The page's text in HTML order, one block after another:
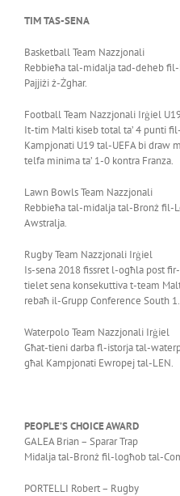
TIM TAS-SENA
Basketball Team Nazzjonali
Rebbieħa tal-midalja tad-deheb
Pajjiżi ż-Żghar.
Football Team Nazzjonali Irġiel
It-tim Malti kiseb total ta’ 4 punti
Kampjonati U19 tal-UEFA bi draw
telfa minima ta’ 1-0 kontra Franza.
Lawn Bowls Team Nazzjonali
Rebbieħa tal-midalja tal-Bronż fil-
Awstralja.
Rugby Team Nazzjonali Irġiel
Is-sena 2018 fissret l-ogħla post
tielet sena konsekuttiva t-team
rebaħ il-Grupp Conference South 1.
Waterpolo Team Nazzjonali Irġiel
Għat-tieni darba fl-istorja tal-
għal Kampjonati Ewropej tal-LEN.
PEOPLE’S CHOICE AWARD
GALEA Brian – Sparar Trap
Midalja tal-Bronż fil-logħob tal-
PORTELLI Robert – Rugby